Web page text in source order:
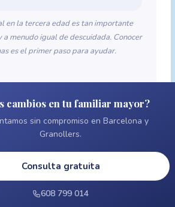
en la tercera edad es tan importante
menudo igual de descuidada. Conocer
es el primer paso para ayudar.
cambios en tu familiar mayor?
sin compromiso en Barcelona y
Granollers.
Consulta gratuita
608 799 014